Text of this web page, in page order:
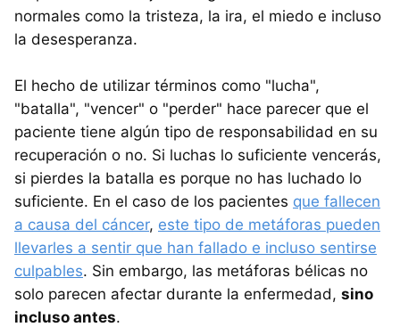
normales como la tristeza, la ira, el miedo e incluso
la desesperanza.
El hecho de utilizar términos como "lucha",
"batalla", "vencer" o "perder" hace parecer que el
paciente tiene algún tipo de responsabilidad en su
recuperación o no. Si luchas lo suficiente vencerás,
si pierdes la batalla es porque no has luchado lo
suficiente. En el caso de los pacientes que fallecen
a causa del cáncer, este tipo de metáforas pueden
llevarles a sentir que han fallado e incluso sentirse
culpables. Sin embargo, las metáforas bélicas no
solo parecen afectar durante la enfermedad, sino
incluso antes.